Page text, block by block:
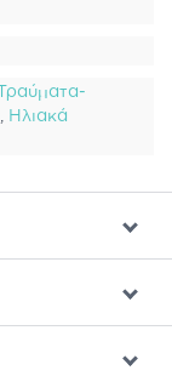
Τραύματα-
, Ηλιακά